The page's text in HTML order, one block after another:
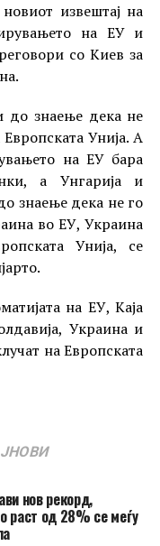
извештај на
на ЕУ и
со Киев за
до знаење дека не
Унија. А
на ЕУ бара
а Унгарија и
знаење дека не го
во ЕУ, Украина
Унија, се
на ЕУ, Каја
Украина и
на Европската
нов рекорд,
раст од 28% се меѓу